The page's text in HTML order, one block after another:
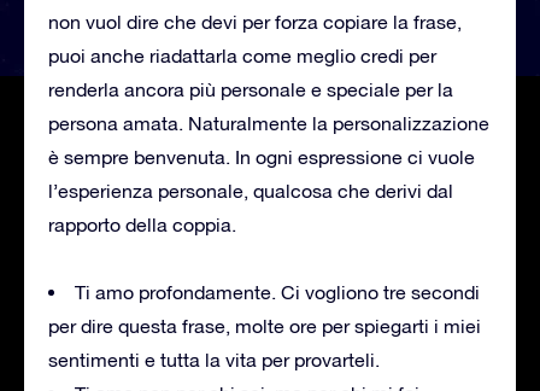
non vuol dire che devi per forza copiare la frase,
puoi anche riadattarla come meglio credi per
renderla ancora più personale e speciale per la
persona amata. Naturalmente la personalizzazione
è sempre benvenuta. In ogni espressione ci vuole
l’esperienza personale, qualcosa che derivi dal
rapporto della coppia.
Ti amo profondamente. Ci vogliono tre secondi
per dire questa frase, molte ore per spiegarti i miei
sentimenti e tutta la vita per provarteli.